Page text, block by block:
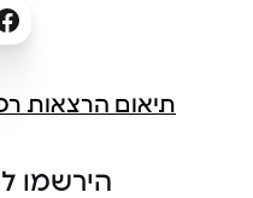
תיאום הרצאות
הירשמו